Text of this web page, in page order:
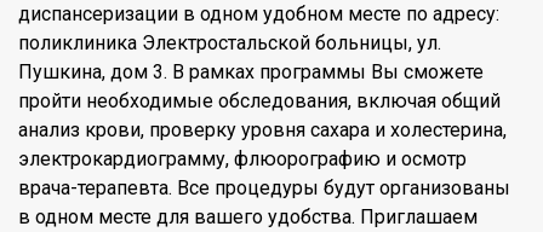
диспансеризации в одном удобном месте по адресу:
поликлиника Электростальской больницы, ул.
Пушкина, дом 3. В рамках программы Вы сможете
пройти необходимые обследования, включая общий
анализ крови, проверку уровня сахара и холестерина,
электрокардиограмму, флюорографию и осмотр
врача-терапевта. Все процедуры будут организованы
в одном месте для вашего удобства. Приглашаем